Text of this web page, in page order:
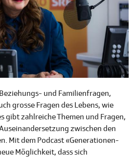
und Familienfragen,
grosse Fragen des Lebens, wie
gibt zahlreiche Themen und Fragen,
zwischen den
Mit dem Podcast «Generationen-
Möglichkeit, dass sich